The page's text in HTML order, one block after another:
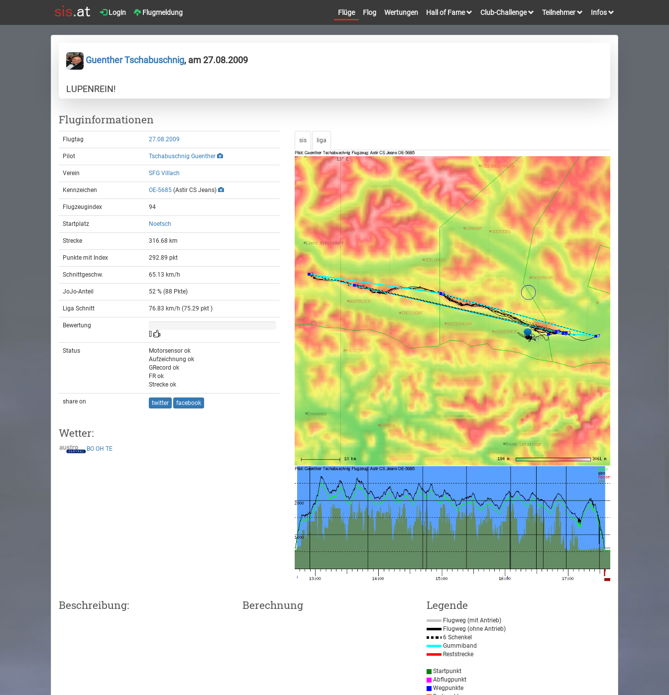
Login Flugmeldung Flüge Flog Wertungen Hall of Fame Club-Challenge Teilnehmer Infos
Guenther Tschabuschnig, am 27.08.2009
LUPENREIN!
Fluginformationen
Flugtag 27.08.2009
Pilot Tschabuschnig Guenther
Verein SFG Villach
Kennzeichen OE-5685 (Astir CS Jeans)
Flugzeugindex 94
Startplatz Noetsch
Strecke 316.68 km
Punkte mit Index 292.89 pkt
Schnittgeschw. 65.13 km/h
JoJo-Anteil 52 % (88 Pkte)
Liga Schnitt 76.83 km/h (75.29 pkt )
Bewertung
[]
Status
Motorsensor ok
Aufzeichnung ok
GRecord ok
FR ok
Strecke ok
share on twitter facebook
Wetter:
BO OH TE
sis liga
Beschreibung: Berechnung Legende
Flugweg (mit Antrieb)
Flugweg (ohne Antrieb)
6 Schenkel
Gummiband
Reststrecke
Startpunkt
Abflugpunkt
Wegpunkte